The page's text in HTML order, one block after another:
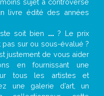
sujet à controverse
livre édité des années
soit bien ...? Le prix
pas sur ou sous-évalué ?
justement de vous aider
en fournissant une
tous les artistes et
une galerie d’art, un